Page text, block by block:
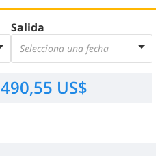
Salida
Selecciona una fecha
490,55 US$